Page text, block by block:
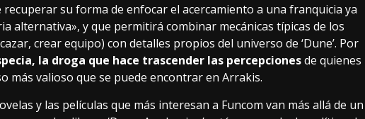
recuperar su forma de enfocar el acercamiento a una franquicia ya
alternativa», y que permitirá combinar mecánicas típicas de los
crear equipo) con detalles propios del universo de ‘Dune’. Por
la droga que hace trascender las percepcionesde quienes
más valioso que se puede encontrar en Arrakis.
y las películas que más interesan a Funcom van más allá de un